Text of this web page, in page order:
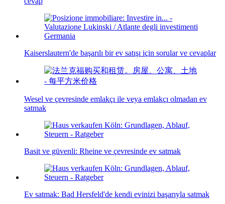
Kaiserslautern'de başarılı bir ev satışı için sorular ve cevaplar
Wesel ve çevresinde emlakçı ile veya emlakçı olmadan ev
satmak
Basit ve güvenli: Rheine ve çevresinde ev satmak
Ev satmak: Bad Hersfeld'de kendi evinizi başarıyla satmak